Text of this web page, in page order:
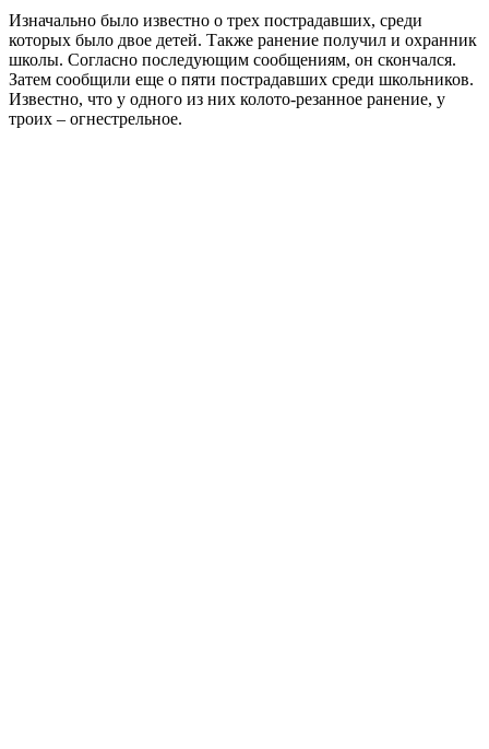
Изначально было известно о трех пострадавших, среди
которых было двое детей. Также ранение получил и охранник
школы. Согласно последующим сообщениям, он скончался.
Затем сообщили еще о пяти пострадавших среди школьников.
Известно, что у одного из них колото-резанное ранение, у
троих – огнестрельное.